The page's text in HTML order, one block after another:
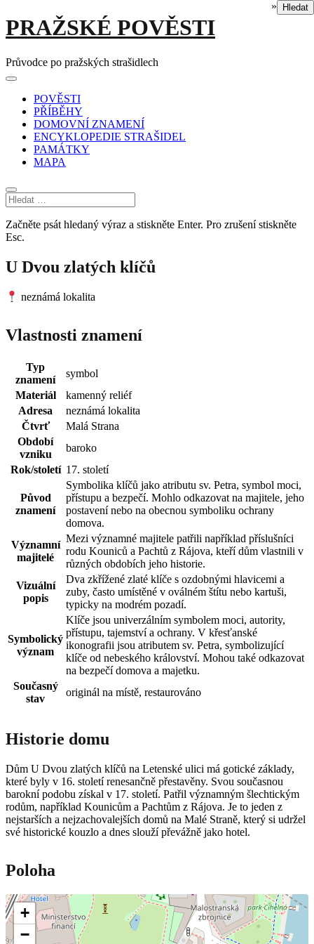
Skip
to
PRAŽSKÉ POVĚSTI
Průvodce po pražských strašidlech
Menu
POVĚSTI
PŘÍBĚHY
DOMOVNÍ ZNAMENÍ
ENCYKLOPEDIE STRAŠIDEL
PAMÁTKY
MAPA
» Hledat
Začněte psát hledaný výraz a stiskněte Enter. Pro zrušení stiskněte
Esc.
U Dvou zlatých klíčů
neznámá lokalita
Vlastnosti znamení
Typ
znamení
symbol
Materiál
kamenný reliéf
Adresa
neznámá lokalita
Čtvrť
Malá Strana
Období
vzniku
baroko
Rok/století 17. století
Původ
znamení
Symbolika klíčů jako atributu sv. Petra, symbol moci,
přístupu a bezpečí. Mohlo odkazovat na majitele, jeho
postavení nebo na obecnou symboliku ochrany
domova.
Významní
majitelé
Mezi významné majitele patřili například příslušníci
rodu Kouniců a Pachtů z Rájova, kteří dům vlastnili v
různých obdobích jeho historie.
Vizuální
popis
Dva zkřížené zlaté klíče s ozdobnými hlavicemi a
zuby, často umístěné v oválném štítu nebo kartuši,
typicky na modrém pozadí.
Symbolický
význam
Klíče jsou univerzálním symbolem moci, autority,
přístupu, tajemství a ochrany. V křesťanské
ikonografii jsou atributem sv. Petra, symbolizující
klíče od nebeského království. Mohou také odkazovat
na bezpečí domova a majetku.
Současný
stav
originál na místě, restaurováno
Historie domu
Dům U Dvou zlatých klíčů na Letenské ulici má gotické základy,
které byly v 16. století renesančně přestavěny. Svou současnou
barokní podobu získal v 17. století. Patřil významným šlechtickým
rodům, například Kounicům a Pachtům z Rájova. Je to jeden z
nejstarších a nejzachovalejších domů na Malé Straně, který si udržel
své historické kouzlo a dnes slouží převážně jako hotel.
Poloha
+
−